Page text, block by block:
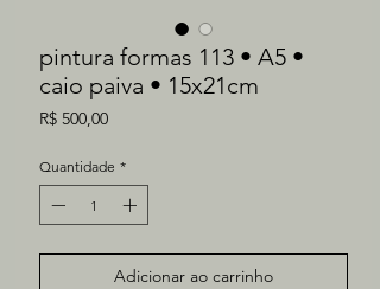
pintura formas 113 • A5 •
caio paiva • 15x21cm
R$ 500,00Preço
Quantidade *
Adicionar ao carrinho